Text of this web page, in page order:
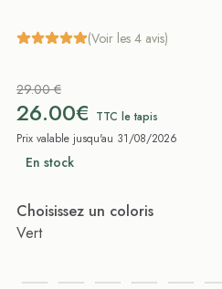
(Voir les 4 avis)
29.00 €
26.00€ TTC le tapis
Prix valable jusqu'au 31/08/2026
En stock
Choisissez un coloris
Vert